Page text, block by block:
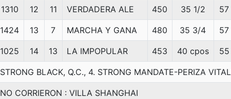
1310 12 11 VERDADERA ALE 450 35 1/2 57
1424 13 7 MARCHA Y GANA 480 35 3/4 57
1025 14 13 LA IMPOPULAR 453 40 cpos 55
STRONG BLACK, Q.C., 4. STRONG MANDATE-PERIZA
NO CORRIERON : VILLA SHANGHAI